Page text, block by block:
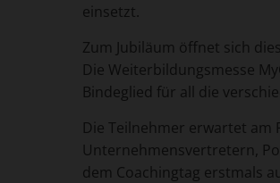
einsetzt.
Zum Jubiläum öffnet sich
Die Weiterbildungsmesse
Bindeglied für all die
Die Teilnehmer erwartet am
Unternehmensvertretern,
dem Coachingtag erstmals